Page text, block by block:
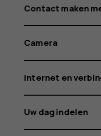
Contact maken
Camera
Internet en
Uw dag indelen